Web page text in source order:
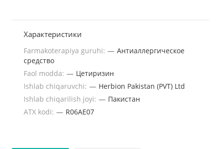
Характеристики
Farmakoterapiya guruhi: — Антиаллергическое
средство
Faol modda: — Цетиризин
Ishlab chiqaruvchi: — Herbion Pakistan (PVT) Ltd
Ishlab chiqarilish joyi: — Пакистан
ATX kodi: — R06AE07